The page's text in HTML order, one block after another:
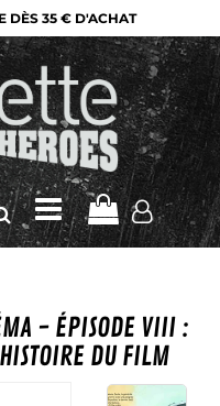
DÈS 35 € D'ACHAT
- ÉPISODE VIII :
DU FILM